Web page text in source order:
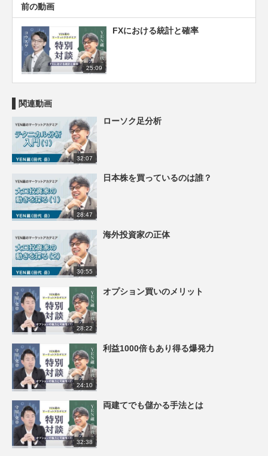
前の動画
25:09
FXにおける統計と確率
関連動画
32:07
ローソク足分析
28:47
日本株を買っているのは誰？
30:55
海外投資家の正体
28:22
オプション買いのメリット
24:10
利益1000倍もあり得る爆発力
32:38
両建てでも儲かる手法とは